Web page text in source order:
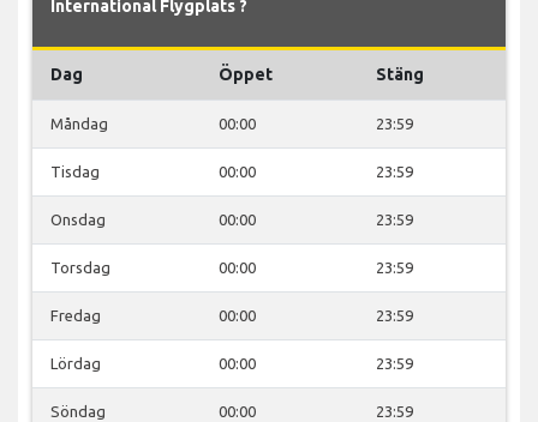
International Flygplats ?
Dag Öppet Stäng
Måndag 00:00 23:59
Tisdag 00:00 23:59
Onsdag 00:00 23:59
Torsdag 00:00 23:59
Fredag 00:00 23:59
Lördag 00:00 23:59
Söndag 00:00 23:59